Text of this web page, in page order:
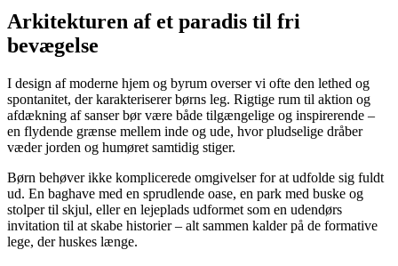
Arkitekturen af et paradis til fri
bevægelse
I design af moderne hjem og byrum overser vi ofte den lethed og
spontanitet, der karakteriserer børns leg. Rigtige rum til aktion og
afdækning af sanser bør være både tilgængelige og inspirerende –
en flydende grænse mellem inde og ude, hvor pludselige dråber
væder jorden og humøret samtidig stiger.
Børn behøver ikke komplicerede omgivelser for at udfolde sig fuldt
ud. En baghave med en sprudlende oase, en park med buske og
stolper til skjul, eller en lejeplads udformet som en udendørs
invitation til at skabe historier – alt sammen kalder på de formative
lege, der huskes længe.